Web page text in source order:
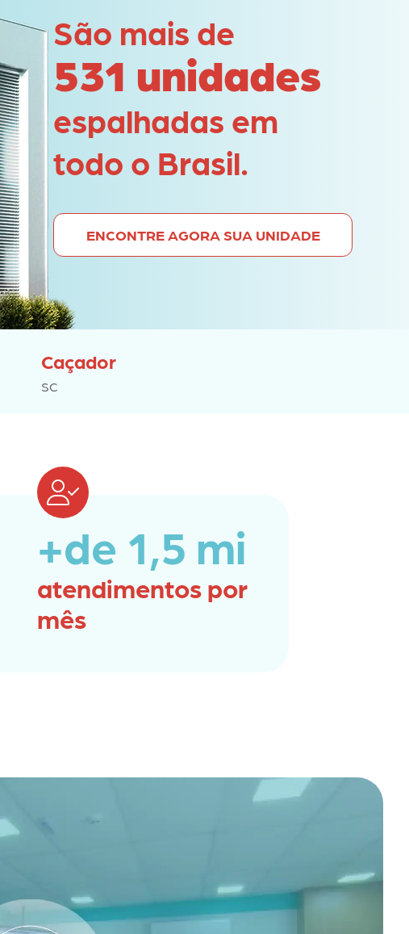
São mais de
531 unidades
espalhadas em
todo o Brasil.
ENCONTRE AGORA SUA UNIDADE
Caçador
SC
+de 1,5 mi
atendimentos por
mês